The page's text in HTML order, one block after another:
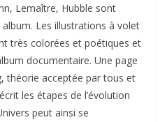
Lemaître, Hubble sont
Les illustrations à volet
très colorées et poétiques et
documentaire. Une page
théorie acceptée par tous et
les étapes de l’évolution
peut ainsi se